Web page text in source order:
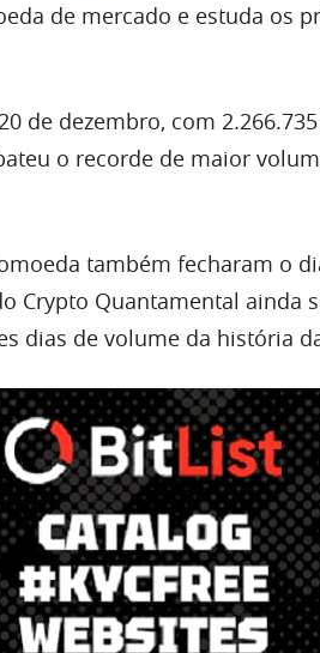
de mercado e estuda os
de dezembro, com 2.266.735
o recorde de maior
também fecharam o
Crypto Quantamental ainda
dias de volume da história